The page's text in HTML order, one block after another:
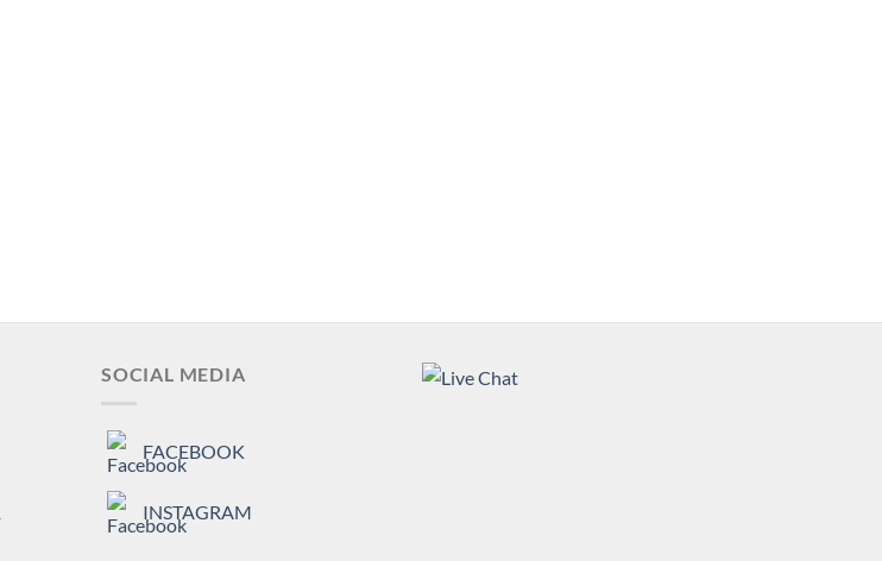
SOCIAL MEDIA
FACEBOOK
INSTAGRAM